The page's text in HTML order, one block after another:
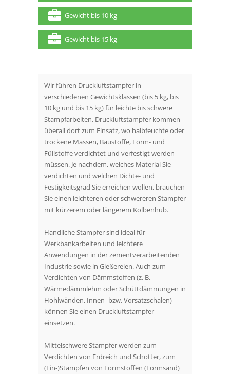
Gewicht bis 10 kg
Gewicht bis 15 kg
Wir führen Druckluftstampfer in
verschiedenen Gewichtsklassen (bis 5 kg, bis
10 kg und bis 15 kg) für leichte bis schwere
Stampfarbeiten. Druckluftstampfer kommen
überall dort zum Einsatz, wo halbfeuchte oder
trockene Massen, Baustoffe, Form- und
Füllstoffe verdichtet und verfestigt werden
müssen. Je nachdem, welches Material Sie
verdichten und welchen Dichte- und
Festigkeitsgrad Sie erreichen wollen, brauchen
Sie einen leichteren oder schwereren Stampfer
mit kürzerem oder längerem Kolbenhub.
Handliche Stampfer sind ideal für
Werkbankarbeiten und leichtere
Anwendungen in der zementverarbeitenden
Industrie sowie in Gießereien. Auch zum
Verdichten von Dämmstoffen (z. B.
Wärmedämmlehm oder Schüttdämmungen in
Hohlwänden, Innen- bzw. Vorsatzschalen)
können Sie einen Druckluftstampfer
einsetzen.
Mittelschwere Stampfer werden zum
Verdichten von Erdreich und Schotter, zum
(Ein-)Stampfen von Formstoffen (Formsand)